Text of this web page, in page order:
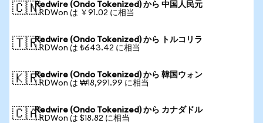
🇨🇳Redwire (Ondo Tokenized) から 中国人民元
1 RDWon は ￥91.02 に相当
🇹🇷Redwire (Ondo Tokenized) から トルコリラ
1 RDWon は ₺643.42 に相当
🇰🇷Redwire (Ondo Tokenized) から 韓国ウォン
1 RDWon は ₩18,991.99 に相当
🇨🇦Redwire (Ondo Tokenized) から カナダドル
1 RDWon は $18.82 に相当